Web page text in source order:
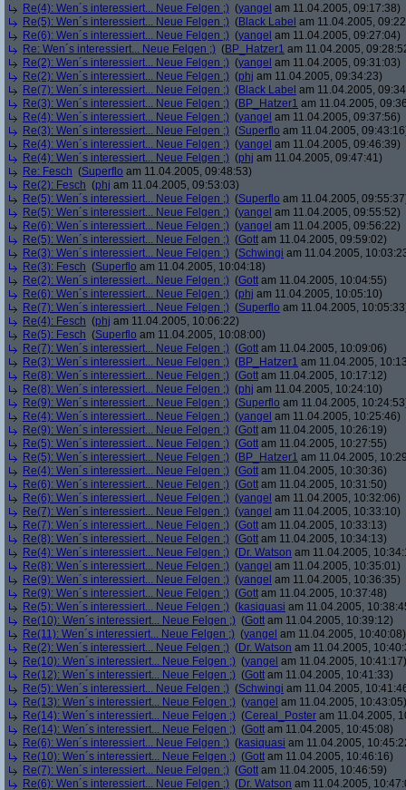
Re(4): Wen´s interessiert... Neue Felgen ;) (yangel am 11.04.2005, 09:17:38)
Re(5): Wen´s interessiert... Neue Felgen ;) (Black Label am 11.04.2005,
Re(6): Wen´s interessiert... Neue Felgen ;) (yangel am 11.04.2005, 09:27:04)
Re: Wen´s interessiert... Neue Felgen ;) (BP_Hatzer1 am 11.04.2005,
Re(2): Wen´s interessiert... Neue Felgen ;) (yangel am 11.04.2005, 09:31:03)
Re(2): Wen´s interessiert... Neue Felgen ;) (phj am 11.04.2005, 09:34:23)
Re(7): Wen´s interessiert... Neue Felgen ;) (Black Label am 11.04.2005,
Re(3): Wen´s interessiert... Neue Felgen ;) (BP_Hatzer1 am 11.04.2005,
Re(4): Wen´s interessiert... Neue Felgen ;) (yangel am 11.04.2005, 09:37:56)
Re(3): Wen´s interessiert... Neue Felgen ;) (Superflo am 11.04.2005,
Re(4): Wen´s interessiert... Neue Felgen ;) (yangel am 11.04.2005, 09:46:39)
Re(4): Wen´s interessiert... Neue Felgen ;) (phj am 11.04.2005, 09:47:41)
Re: Fesch (Superflo am 11.04.2005, 09:48:53)
Re(2): Fesch (phj am 11.04.2005, 09:53:03)
Re(5): Wen´s interessiert... Neue Felgen ;) (Superflo am 11.04.2005,
Re(5): Wen´s interessiert... Neue Felgen ;) (yangel am 11.04.2005, 09:55:52)
Re(6): Wen´s interessiert... Neue Felgen ;) (yangel am 11.04.2005, 09:56:22)
Re(5): Wen´s interessiert... Neue Felgen ;) (Gott am 11.04.2005, 09:59:02)
Re(3): Wen´s interessiert... Neue Felgen ;) (Schwingi am 11.04.2005,
Re(3): Fesch (Superflo am 11.04.2005, 10:04:18)
Re(2): Wen´s interessiert... Neue Felgen ;) (Gott am 11.04.2005, 10:04:55)
Re(6): Wen´s interessiert... Neue Felgen ;) (phj am 11.04.2005, 10:05:10)
Re(7): Wen´s interessiert... Neue Felgen ;) (Superflo am 11.04.2005,
Re(4): Fesch (phj am 11.04.2005, 10:06:22)
Re(5): Fesch (Superflo am 11.04.2005, 10:08:00)
Re(7): Wen´s interessiert... Neue Felgen ;) (Gott am 11.04.2005, 10:09:06)
Re(3): Wen´s interessiert... Neue Felgen ;) (BP_Hatzer1 am 11.04.2005,
Re(8): Wen´s interessiert... Neue Felgen ;) (Gott am 11.04.2005, 10:17:12)
Re(8): Wen´s interessiert... Neue Felgen ;) (phj am 11.04.2005, 10:24:10)
Re(9): Wen´s interessiert... Neue Felgen ;) (Superflo am 11.04.2005,
Re(4): Wen´s interessiert... Neue Felgen ;) (yangel am 11.04.2005, 10:25:46)
Re(9): Wen´s interessiert... Neue Felgen ;) (Gott am 11.04.2005, 10:26:19)
Re(5): Wen´s interessiert... Neue Felgen ;) (Gott am 11.04.2005, 10:27:55)
Re(5): Wen´s interessiert... Neue Felgen ;) (BP_Hatzer1 am 11.04.2005,
Re(4): Wen´s interessiert... Neue Felgen ;) (Gott am 11.04.2005, 10:30:36)
Re(6): Wen´s interessiert... Neue Felgen ;) (Gott am 11.04.2005, 10:31:50)
Re(6): Wen´s interessiert... Neue Felgen ;) (yangel am 11.04.2005, 10:32:06)
Re(7): Wen´s interessiert... Neue Felgen ;) (yangel am 11.04.2005, 10:33:10)
Re(7): Wen´s interessiert... Neue Felgen ;) (Gott am 11.04.2005, 10:33:13)
Re(8): Wen´s interessiert... Neue Felgen ;) (Gott am 11.04.2005, 10:34:13)
Re(4): Wen´s interessiert... Neue Felgen ;) (Dr. Watson am 11.04.2005,
Re(8): Wen´s interessiert... Neue Felgen ;) (yangel am 11.04.2005, 10:35:01)
Re(9): Wen´s interessiert... Neue Felgen ;) (yangel am 11.04.2005, 10:36:35)
Re(9): Wen´s interessiert... Neue Felgen ;) (Gott am 11.04.2005, 10:37:48)
Re(5): Wen´s interessiert... Neue Felgen ;) (kasiquasi am 11.04.2005,
Re(10): Wen´s interessiert... Neue Felgen ;) (Gott am 11.04.2005, 10:39:12)
Re(11): Wen´s interessiert... Neue Felgen ;) (yangel am 11.04.2005, 10:40:08)
Re(2): Wen´s interessiert... Neue Felgen ;) (Dr. Watson am 11.04.2005,
Re(10): Wen´s interessiert... Neue Felgen ;) (yangel am 11.04.2005, 10:41:17)
Re(12): Wen´s interessiert... Neue Felgen ;) (Gott am 11.04.2005, 10:41:33)
Re(5): Wen´s interessiert... Neue Felgen ;) (Schwingi am 11.04.2005,
Re(13): Wen´s interessiert... Neue Felgen ;) (yangel am 11.04.2005, 10:43:05)
Re(14): Wen´s interessiert... Neue Felgen ;) (Cereal_Poster am 11.04.2005,
Re(14): Wen´s interessiert... Neue Felgen ;) (Gott am 11.04.2005, 10:45:08)
Re(6): Wen´s interessiert... Neue Felgen ;) (kasiquasi am 11.04.2005,
Re(10): Wen´s interessiert... Neue Felgen ;) (Gott am 11.04.2005, 10:46:16)
Re(7): Wen´s interessiert... Neue Felgen ;) (Gott am 11.04.2005, 10:46:59)
Re(6): Wen´s interessiert... Neue Felgen ;) (Dr. Watson am 11.04.2005,